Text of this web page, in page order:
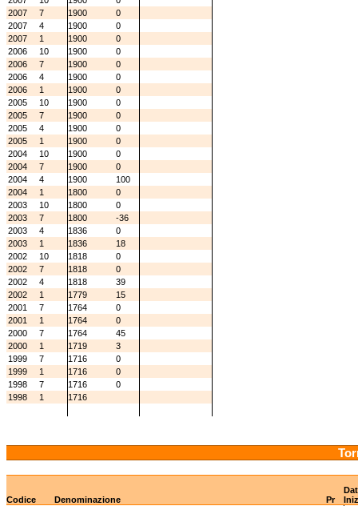
2007
7 1900
0
2007
4 1900
0
2007
1 1900
0
2006
10 1900
0
2006
7 1900
0
2006
4 1900
0
2006
1 1900
0
2005
10 1900
0
2005
7 1900
0
2005
4 1900
0
2005
1 1900
0
2004
10 1900
0
2004
7 1900
0
2004
4 1900
100
2004
1 1800
0
2003
10 1800
0
2003
7 1800
-36
2003
4 1836
0
2003
1 1836
18
2002
10 1818
0
2002
7 1818
0
2002
4 1818
39
2002
1 1779
15
2001
7 1764
0
2001
1 1764
0
2000
7 1764
45
2000
1 1719
3
1999
7 1716
0
1999
1 1716
0
1998
7 1716
0
1998
1 1716
Codice
Denominazione Pr